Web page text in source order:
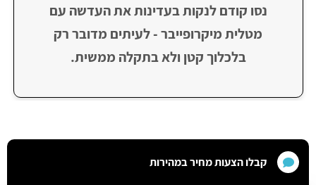
נסו קודם לנקות בעדינות את העדשה עם
מטלית מיקרופייבר - לעיתים מדובר רק
בלכלוך קטן ולא בתקלה ממשית.
קבלו הצעות מחיר במהירות